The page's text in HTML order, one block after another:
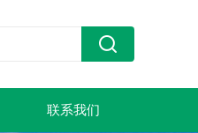
联系我们